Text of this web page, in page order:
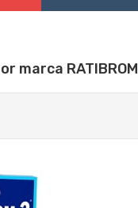
marca RATIBROM